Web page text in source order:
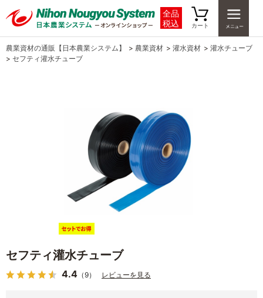
全品
税込
カート
農業資材の通販【日本農業システム】 > 農業資材 > 灌水資材 > 灌水チューブ
> セフティ灌水チューブ
セフティ灌水チューブ
4.4 （9） レビューを見る